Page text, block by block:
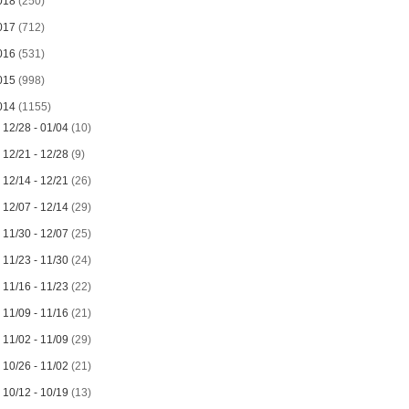
(712)
(531)
(998)
(1155)
12/28 - 01/04(10)
12/21 - 12/28(9)
12/14 - 12/21(26)
12/07 - 12/14(29)
11/30 - 12/07(25)
11/23 - 11/30(24)
11/16 - 11/23(22)
11/09 - 11/16(21)
11/02 - 11/09(29)
10/26 - 11/02(21)
10/12 - 10/19(13)